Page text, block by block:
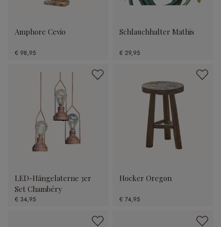
Amphore Cevio
€ 98,95
Schlauchhalter Mathis
€ 29,95
LED-Hängelaterne 3er
Set Chambéry
€ 34,95
Hocker Oregon
€ 74,95